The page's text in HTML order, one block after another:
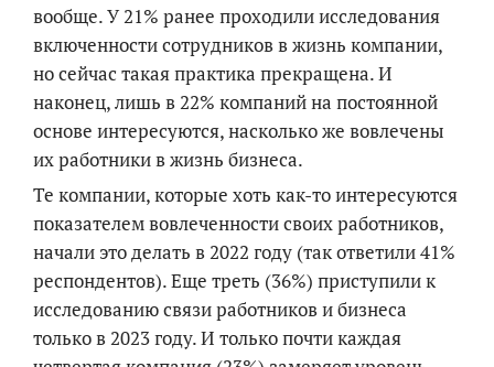
вообще. У 21% ранее проходили исследования
включенности сотрудников в жизнь компании,
но сейчас такая практика прекращена. И
наконец, лишь в 22% компаний на постоянной
основе интересуются, насколько же вовлечены
их работники в жизнь бизнеса.
Те компании, которые хоть как-то интересуются
показателем вовлеченности своих работников,
начали это делать в 2022 году (так ответили 41%
респондентов). Еще треть (36%) приступили к
исследованию связи работников и бизнеса
только в 2023 году. И только почти каждая